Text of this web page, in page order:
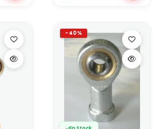
-40%